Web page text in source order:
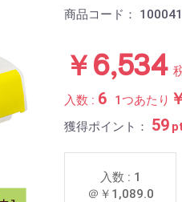
商品コード：
￥6,534
入数 : 6 1つあたり
獲得ポイント： 59
入数 : 1
＠￥1,089.0